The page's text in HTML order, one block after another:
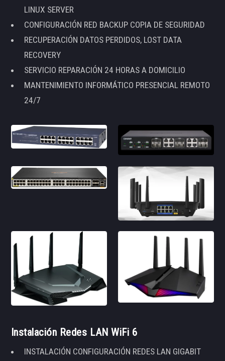
LINUX SERVER
CONFIGURACIÓN RED BACKUP COPIA DE SEGURIDAD
RECUPERACIÓN DATOS PERDIDOS, LOST DATA
RECOVERY
SERVICIO REPARACIÓN 24 HORAS A DOMICILIO
MANTENIMIENTO INFORMÁTICO PRESENCIAL REMOTO
24/7
Instalación Redes LAN WiFi 6
INSTALACIÓN CONFIGURACIÓN REDES LAN GIGABIT